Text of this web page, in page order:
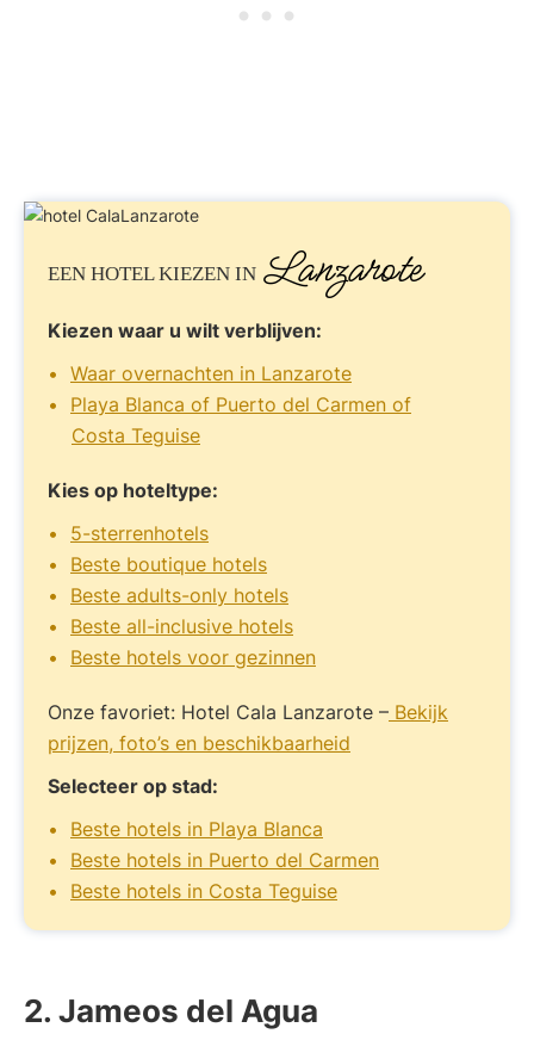
EEN HOTEL KIEZEN IN Lanzarote
Kiezen waar u wilt verblijven:
Waar overnachten in Lanzarote
Playa Blanca of Puerto del Carmen of
Costa Teguise
Kies op hoteltype:
5-sterrenhotels
Beste boutique hotels
Beste adults-only hotels
Beste all-inclusive hotels
Beste hotels voor gezinnen
Onze favoriet: Hotel Cala Lanzarote – Bekijk
prijzen, foto’s en beschikbaarheid
Selecteer op stad:
Beste hotels in Playa Blanca
Beste hotels in Puerto del Carmen
Beste hotels in Costa Teguise
2. Jameos del Agua